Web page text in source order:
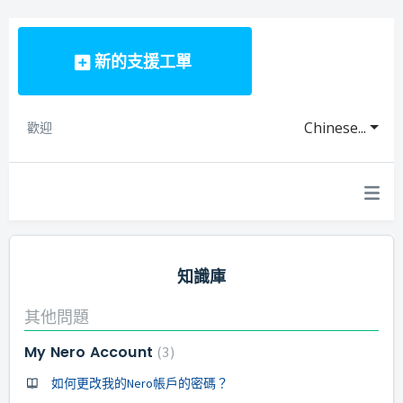
新的支援工單
Chinese...
歡迎
知識庫
其他問題
My Nero Account 3
如何更改我的Nero帳戶的密碼？